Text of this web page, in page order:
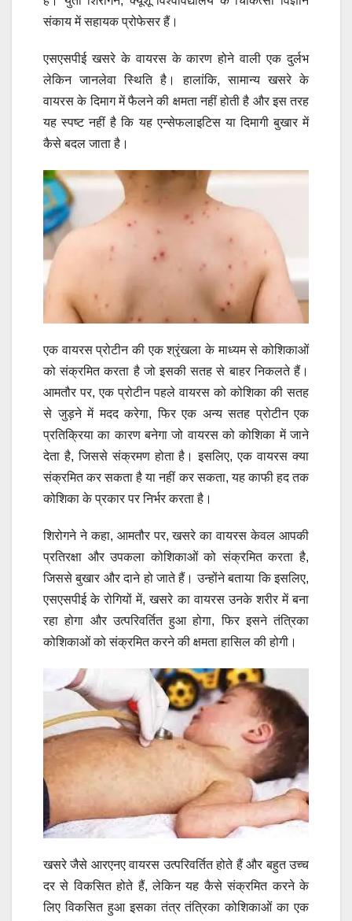
संकाय में सहायक प्रोफेसर हैं।
एसएसपीई खसरे के वायरस के कारण होने वाली एक दुर्लभ
लेकिन जानलेवा स्थिति है। हालांकि, सामान्य खसरे के
वायरस के दिमाग में फैलने की क्षमता नहीं होती है और इस तरह
यह स्पष्ट नहीं है कि यह एन्सेफलाइटिस या दिमागी बुखार में
कैसे बदल जाता है।
एक वायरस प्रोटीन की एक श्रृंखला के माध्यम से कोशिकाओं
को संक्रमित करता है जो इसकी सतह से बाहर निकलते हैं।
आमतौर पर, एक प्रोटीन पहले वायरस को कोशिका की सतह
से जुड़ने में मदद करेगा, फिर एक अन्य सतह प्रोटीन एक
प्रतिक्रिया का कारण बनेगा जो वायरस को कोशिका में जाने
देता है, जिससे संक्रमण होता है। इसलिए, एक वायरस क्या
संक्रमित कर सकता है या नहीं कर सकता, यह काफी हद तक
कोशिका के प्रकार पर निर्भर करता है।
शिरोगने ने कहा, आमतौर पर, खसरे का वायरस केवल आपकी
प्रतिरक्षा और उपकला कोशिकाओं को संक्रमित करता है,
जिससे बुखार और दाने हो जाते हैं। उन्होंने बताया कि इसलिए,
एसएसपीई के रोगियों में, खसरे का वायरस उनके शरीर में बना
रहा होगा और उत्परिवर्तित हुआ होगा, फिर इसने तंत्रिका
कोशिकाओं को संक्रमित करने की क्षमता हासिल की होगी।
खसरे जैसे आरएनए वायरस उत्परिवर्तित होते हैं और बहुत उच्च
दर से विकसित होते हैं, लेकिन यह कैसे संक्रमित करने के
लिए विकसित हुआ इसका तंत्र तंत्रिका कोशिकाओं का एक